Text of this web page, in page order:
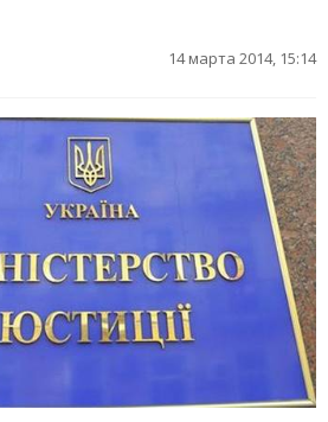
14 марта 2014, 15:14